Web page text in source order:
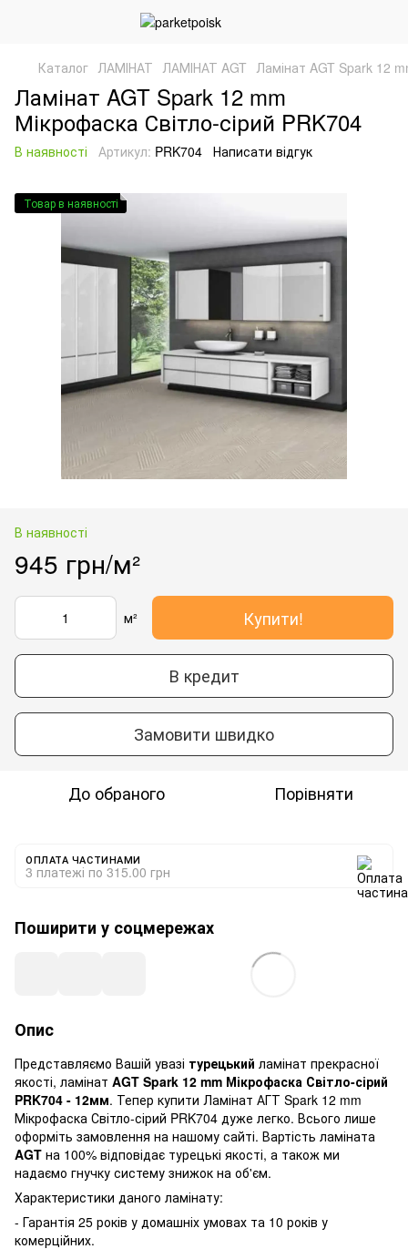
Каталог ЛАМІНАТ ЛАМІНАТ AGT Ламінат AGT Spark 12
Ламінат AGT Spark 12 mm
Мікрофаска Світло-сірий PRK704
В наявності Артикул: PRK704 Написати відгук
Товар в наявності
В наявності
945 грн/м²
м² Купити!
В кредит
Замовити швидко
До обраного Порівняти
ОПЛАТА ЧАСТИНАМИ
3 платежі по 315.00 грн
Поширити у соцмережах
Опис
Представляємо Вашій увазі турецький ламінат прекрасної
якості, ламінат AGT Spark 12 mm Мікрофаска Світло-сірий
PRK704 - 12мм. Тепер купити Ламінат АГТ Spark 12 mm
Мікрофаска Світло-сірий PRK704 дуже легко. Всього лише
оформіть замовлення на нашому сайті. Вартість ламіната
AGT на 100% відповідає турецькі якості, а також ми
надаємо гнучку систему знижок на об'єм.
Характеристики даного ламінату:
- Гарантія 25 років у домашніх умовах та 10 років у
комерційних.